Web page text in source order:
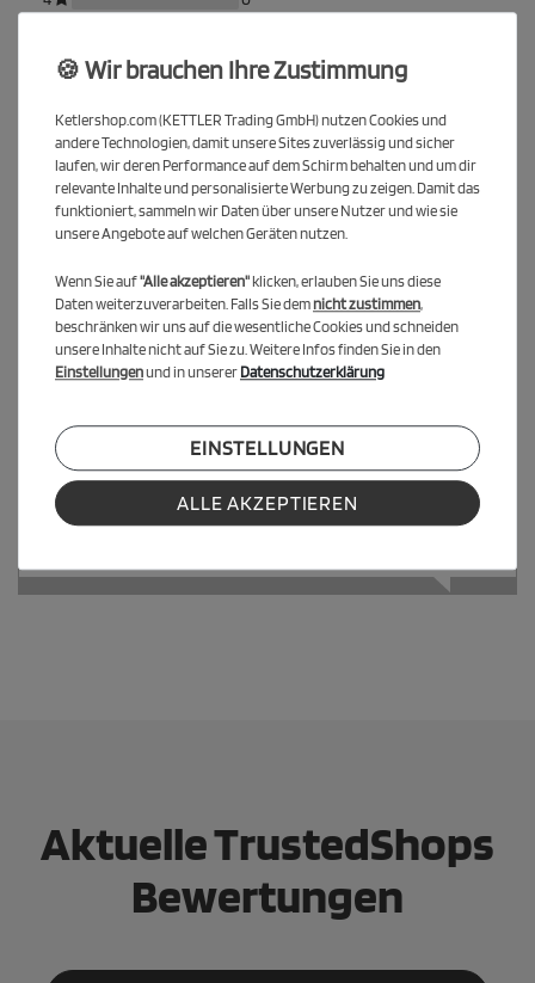
0
Melden Sie sich an, um eine Kundenrezension zu verfassen.
ANMELDEN
Bewertungen Trusted Shops
Noch sind keine Bewertungen vorhanden.
Aktuelle TrustedShops
Bewertungen
🍪 Wir brauchen Ihre Zustimmung
Ketlershop.com (KETTLER Trading GmbH) nutzen Cookies und
andere Technologien, damit unsere Sites zuverlässig und sicher
laufen, wir deren Performance auf dem Schirm behalten und um dir
relevante Inhalte und personalisierte Werbung zu zeigen. Damit das
funktioniert, sammeln wir Daten über unsere Nutzer und wie sie
unsere Angebote auf welchen Geräten nutzen.
Wenn Sie auf"Alle akzeptieren"klicken, erlauben Sie uns diese
Daten weiterzuverarbeiten. Falls Sie demnicht zustimmen,
beschränken wir uns auf die wesentliche Cookies und schneiden
unsere Inhalte nicht auf Sie zu. Weitere Infos finden Sie in den
Einstellungenund in unsererDatenschutzerklärung
EINSTELLUNGEN
ALLE AKZEPTIEREN